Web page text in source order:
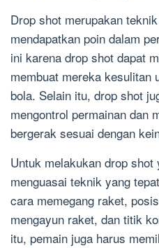
Drop shot merupakan
mendapatkan poin dalam
ini karena drop shot dapat
membuat mereka kesulitan
bola. Selain itu, drop shot
mengontrol permainan dan
bergerak sesuai dengan
Untuk melakukan drop
menguasai teknik yang
cara memegang raket,
mengayun raket, dan titik
itu, pemain juga harus